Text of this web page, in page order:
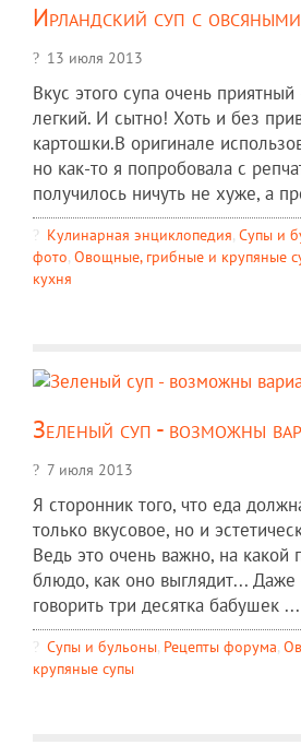
Ирландский суп с
13 июля 2013
Вкус этого супа очень
легкий. И сытно! Хоть и без
картошки.В оригинале
но как-то я попробовала с
получилось ничуть не хуже, а
Кулинарная энциклопедия, Супы и
фото, Овощные, грибные и крупяные
кухня
Зеленый суп - возможны
7 июля 2013
Я сторонник того, что еда
только вкусовое, но и
Ведь это очень важно, на какой
блюдо, как оно выглядит...
говорить три десятка бабушек ...
Супы и бульоны, Рецепты форума,
крупяные супы